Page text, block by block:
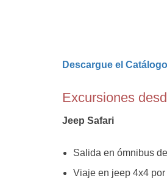
Descargue el
Excursiones
Jeep Safari
Salida en ómnibus
Viaje en jeep 4x4